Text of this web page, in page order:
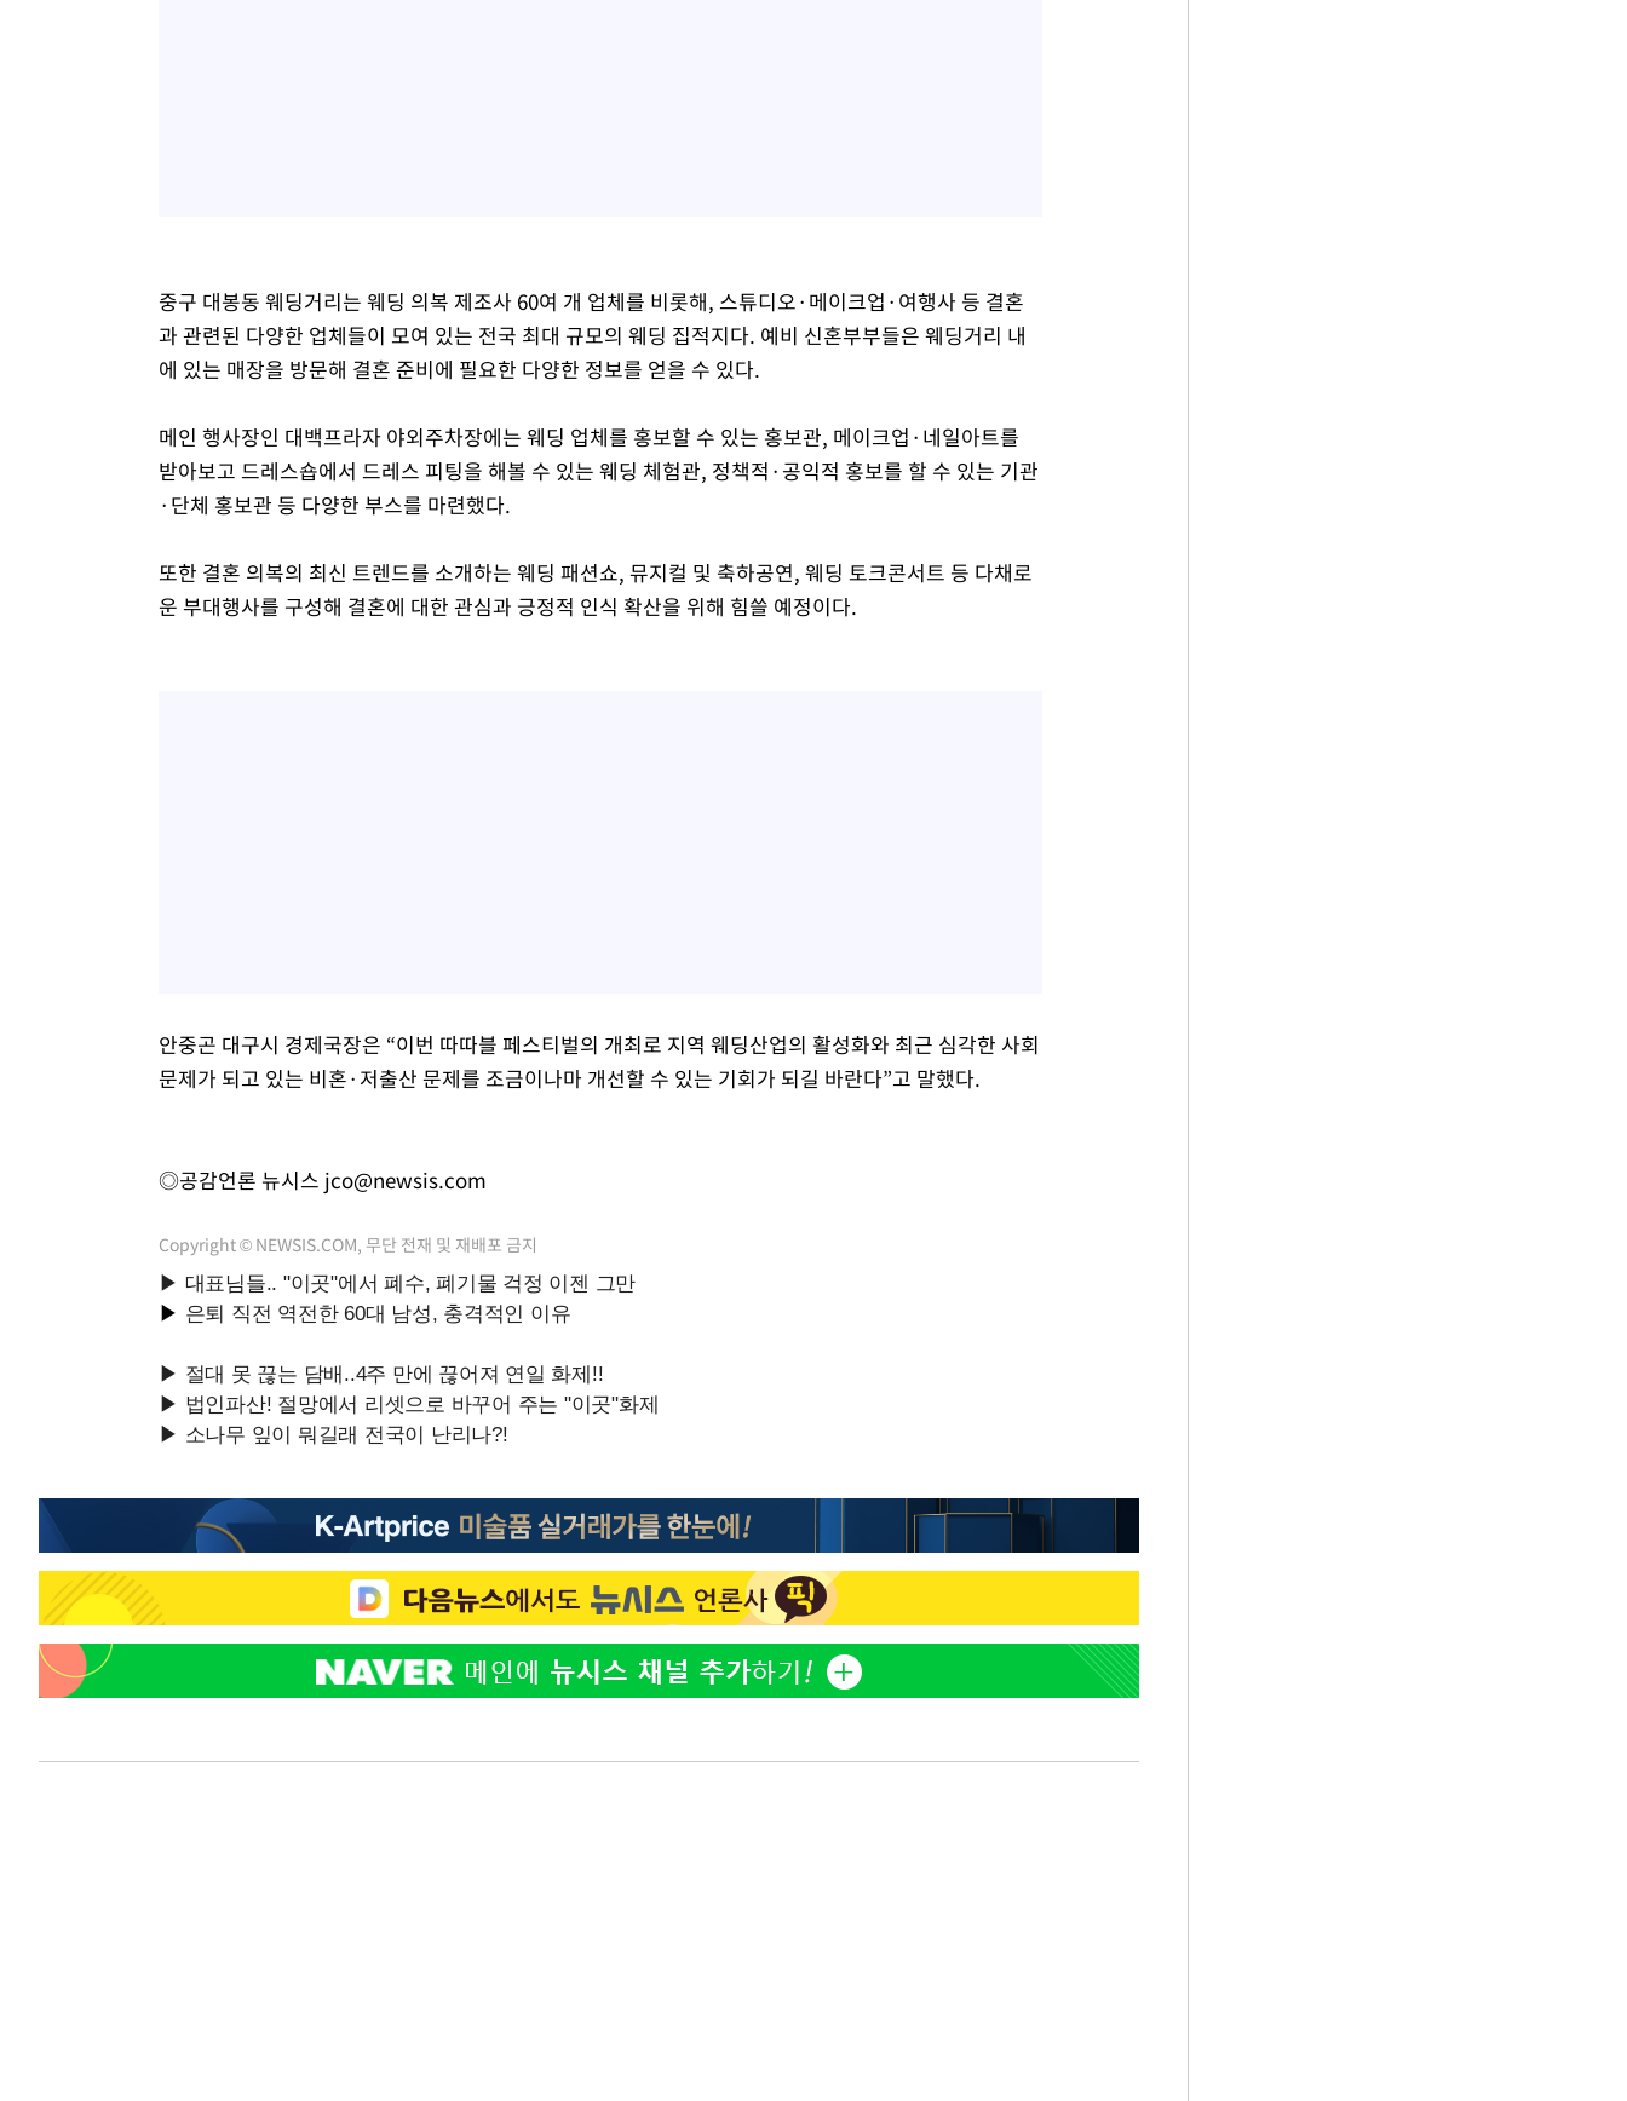
중구 대봉동 웨딩거리는 웨딩 의복 제조사 60여 개 업체를 비롯해, 스튜디오·메이크업·여행사 등 결혼
과 관련된 다양한 업체들이 모여 있는 전국 최대 규모의 웨딩 집적지다. 예비 신혼부부들은 웨딩거리 내
에 있는 매장을 방문해 결혼 준비에 필요한 다양한 정보를 얻을 수 있다.
메인 행사장인 대백프라자 야외주차장에는 웨딩 업체를 홍보할 수 있는 홍보관, 메이크업·네일아트를
받아보고 드레스숍에서 드레스 피팅을 해볼 수 있는 웨딩 체험관, 정책적·공익적 홍보를 할 수 있는 기관
·단체 홍보관 등 다양한 부스를 마련했다.
또한 결혼 의복의 최신 트렌드를 소개하는 웨딩 패션쇼, 뮤지컬 및 축하공연, 웨딩 토크콘서트 등 다채로
운 부대행사를 구성해 결혼에 대한 관심과 긍정적 인식 확산을 위해 힘쓸 예정이다.
안중곤 대구시 경제국장은 “이번 따따블 페스티벌의 개최로 지역 웨딩산업의 활성화와 최근 심각한 사회
문제가 되고 있는 비혼·저출산 문제를 조금이나마 개선할 수 있는 기회가 되길 바란다”고 말했다.
◎공감언론 뉴시스 jco@newsis.com
Copyright © NEWSIS.COM, 무단 전재 및 재배포 금지